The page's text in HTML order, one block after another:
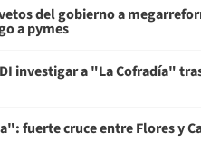
del gobierno a
a pymes
investigar a "La Cofradía"
fuerte cruce entre Flores y